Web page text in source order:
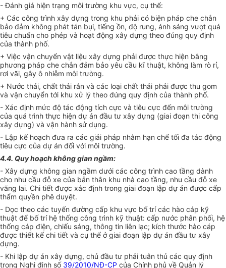
- Đánh giá hiện trạng môi trường khu vực, cụ thể:
+ Các công trình xây dựng trong khu phải có biện pháp che chắn
bảo đảm không phát tán bụi, tiếng ồn, độ rung, ánh sáng vượt quá
tiêu chuẩn cho phép và hoạt động xây dựng theo đúng quy định
của thành phố.
+ Việc vận chuyển vật liệu xây dựng phải được thực hiện bằng
phương pháp che chắn đảm bảo yêu cầu kĩ thuật, không làm rò rỉ,
rơi vãi, gây ô nhiễm môi trường.
+ Nước thải, chất thải rắn và các loại chất thải phải được thu gom
và vận chuyển tới khu xử lý theo đúng quy định của thành phố.
- Xác định mức độ tác động tích cực và tiêu cực đến môi trường
của quá trình thực hiện dự án đầu tư xây dựng (giai đoạn thi công
xây dựng) và vận hành sử dụng.
- Lập kế hoạch đưa ra các giải pháp nhằm hạn chế tối đa tác động
tiêu cực của dự án đối với môi trường.
4.4. Quy hoạch không gian ngầm:
- Xây dựng không gian ngầm dưới các công trình cao tầng dành
cho nhu cầu đỗ xe của bản thân khu nhà cao tầng, nhu cầu đỗ xe
vãng lai. Chi tiết được xác định trong giai đoạn lập dự án được cấp
thẩm quyền phê duyệt.
- Dọc theo các tuyến đường cấp khu vực bố trí các hào cáp kỹ
thuật để bố trí hệ thống công trình kỹ thuật: cấp nước phân phối, hệ
thống cáp điện, chiếu sáng, thông tin liên lạc; kích thước hào cáp
được thiết kế chi tiết và cụ thể ở giai đoạn lập dự án đầu tư xây
dựng.
- Khi lập dự án xây dựng, chủ đầu tư phải tuân thủ các quy định
trong Nghị định số 39/2010/NĐ-CP của Chính phủ về Quản lý